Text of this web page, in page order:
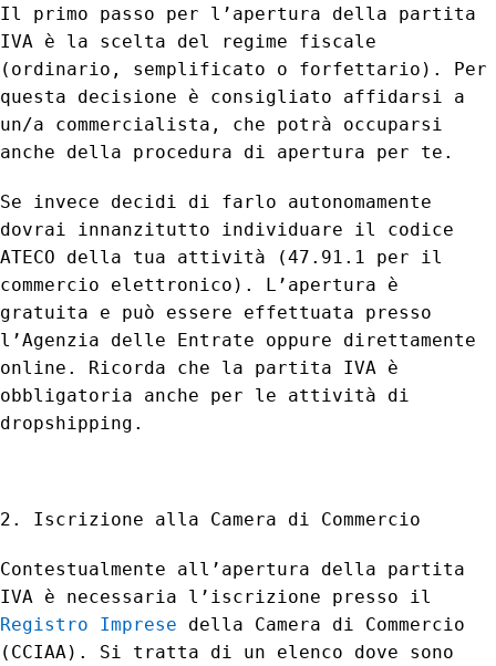
Il primo passo per l’apertura della partita
IVA è la scelta del regime fiscale
(ordinario, semplificato o forfettario). Per
questa decisione è consigliato affidarsi a
un/a commercialista, che potrà occuparsi
anche della procedura di apertura per te.
Se invece decidi di farlo autonomamente
dovrai innanzitutto individuare il codice
ATECO della tua attività (47.91.1 per il
commercio elettronico). L’apertura è
gratuita e può essere effettuata presso
l’Agenzia delle Entrate oppure direttamente
online. Ricorda che la partita IVA è
obbligatoria anche per le attività di
dropshipping.
2. Iscrizione alla Camera di Commercio
Contestualmente all’apertura della partita
IVA è necessaria l’iscrizione presso il
Registro Imprese della Camera di Commercio
(CCIAA). Si tratta di un elenco dove sono